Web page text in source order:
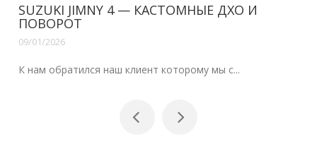
SUZUKI JIMNY 4 — КАСТОМНЫЕ ДХО И
ПОВОРОТ
09/01/2026
К нам обратился наш клиент которому мы с...